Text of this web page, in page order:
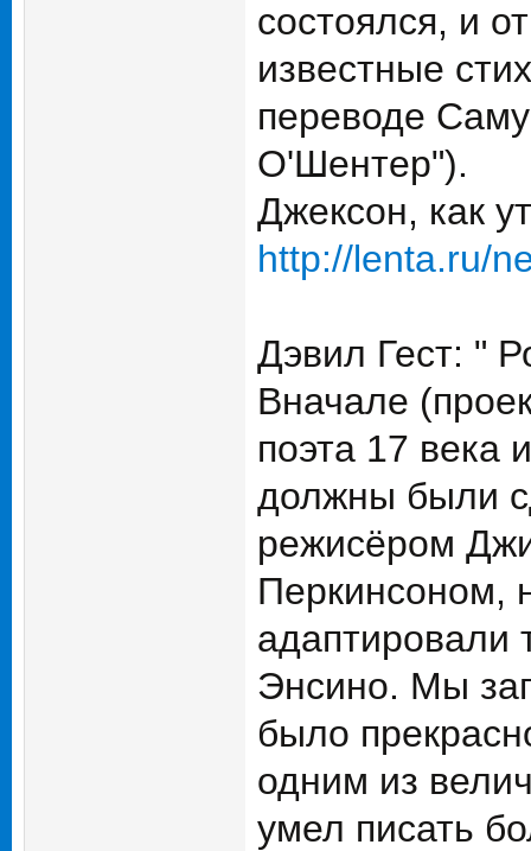
состоялся, и
известные
переводе
О'Шентер").
Джексон, как
http://lenta.ru/
Дэвил Гест: "
Вначале
поэта 17 века
должны были
режисёром
Перкинсоном,
адаптировали
Энсино. Мы
было
одним из
умел писать